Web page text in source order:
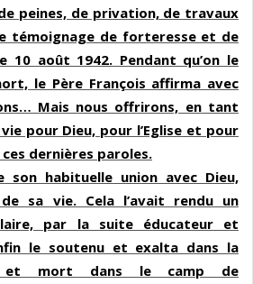
peines, de privation, de travaux
témoignage de forteresse et de
août 1942. Pendant qu’on le
le Père François affirma avec
Mais nous offrirons, en tant
pour Dieu, pour l’Eglise et pour
dernières paroles.
habituelle union avec Dieu,
sa vie. Cela l’avait rendu un
par la suite éducateur et
le soutenu et exalta dans la
et mort dans le camp de